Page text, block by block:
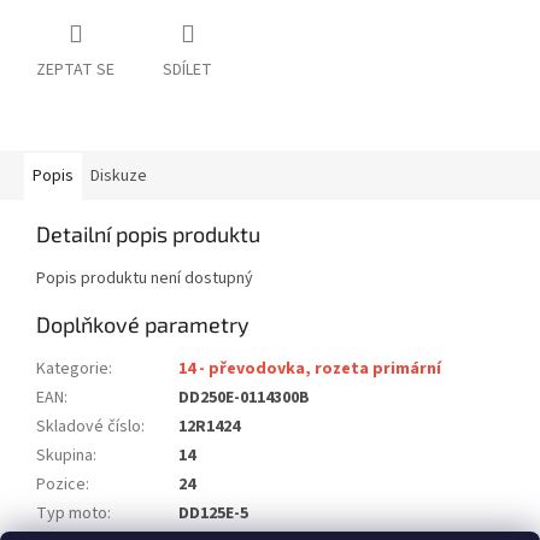
ZEPTAT SE SDÍLET
Popis Diskuze
Detailní popis produktu
Popis produktu není dostupný
Doplňkové parametry
Kategorie:
14 - převodovka, rozeta primární
EAN:
DD250E-0114300B
Skladové číslo:
12R1424
Skupina:
14
Pozice:
24
Typ moto:
DD125E-5